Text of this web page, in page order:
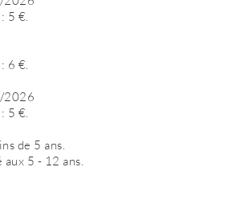
5 €.
6 €.
2026
5 €.
de 5 ans.
5 - 12 ans.